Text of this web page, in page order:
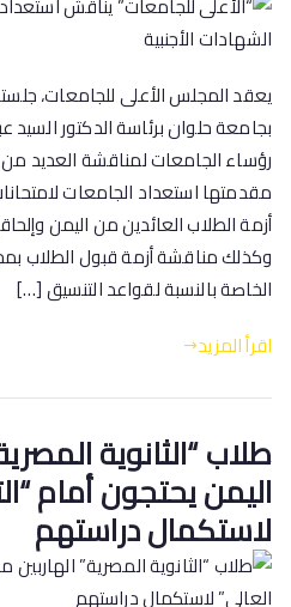
يعقد المجلس الأعلى للجامعات،
بجامعة حلوان برئاسة الدكتور السيد
رؤساء الجامعات لمناقشة العديد
مقدمتها استعداد الجامعات
أزمة الطلاب العائدين من اليمن
وكذلك مناقشة أزمة قبول الطلاب
الخاصة بالنسبة لقواعد التنسيق […]
اقرأ المزيد
طلاب “الثانوية
اليمن يحتجون أمام
لاستكمال دراستهم